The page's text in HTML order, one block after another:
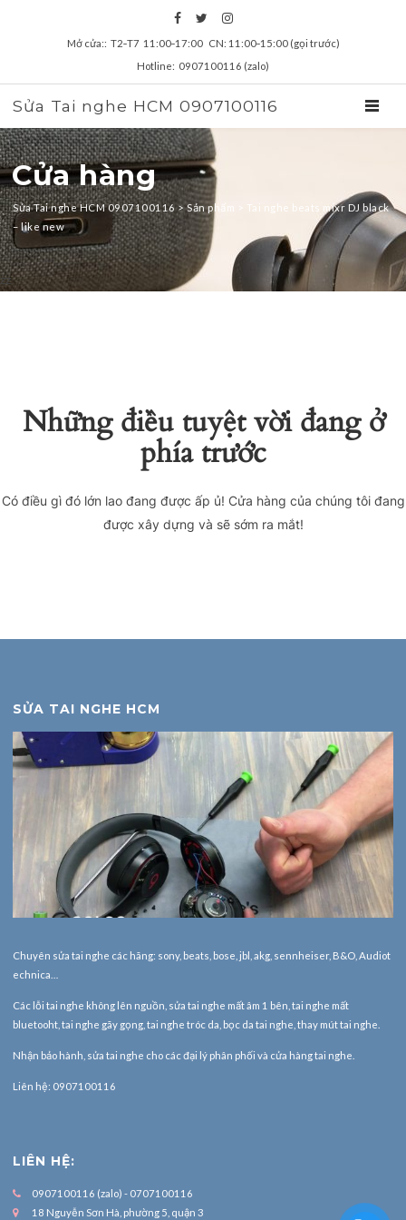
Mở cửa:: T2‑T7 11:00‑17:00 CN: 11:00‑15:00 (gọi trước)
Hotline: 0907100116 (zalo)
Sửa Tai nghe HCM 0907100116
Cửa hàng
Sửa Tai nghe HCM 0907100116>Sản phẩm
Tai nghe beats mixr DJ black
– like new
zz
Những điều tuyệt vời đang ở
phía trước
Có điều gì đó lớn lao đang được ấp ủ! Cửa hàng của chúng tôi đang
được xây dựng và sẽ sớm ra mắt!
SỬA TAI NGHE HCM
Chuyên sửa tai nghe các hãng: sony, beats, bose, jbl, akg, sennheiser, B&O, Audiot
echnica…
Các lỗi tai nghe không lên nguồn, sửa tai nghe mất âm 1 bên, tai nghe mất
bluetooht, tai nghe gãy gọng, tai nghe tróc da, bọc da tai nghe, thay mút tai nghe.
Nhận bảo hành, sửa tai nghe cho các đại lý phân phối và cửa hàng tai nghe.
Liên hệ: 0907100116
LIÊN HỆ:
0907100116 (zalo) - 0707100116
18 Nguyễn Sơn Hà, phường 5, quận 3